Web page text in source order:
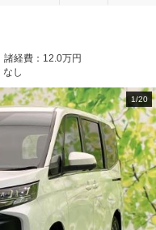
諸経費： 12.0万円
なし
1/20